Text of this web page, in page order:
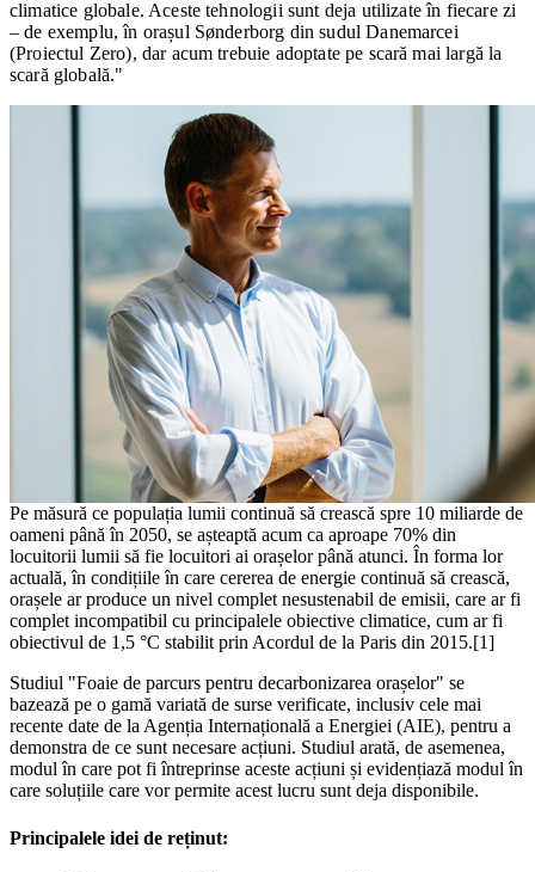
climatice globale. Aceste tehnologii sunt deja utilizate în fiecare zi
– de exemplu, în orașul Sønderborg din sudul Danemarcei
(Proiectul Zero), dar acum trebuie adoptate pe scară mai largă la
scară globală."
Pe măsură ce populația lumii continuă să crească spre 10 miliarde de
oameni până în 2050, se așteaptă acum ca aproape 70% din
locuitorii lumii să fie locuitori ai orașelor până atunci. În forma lor
actuală, în condițiile în care cererea de energie continuă să crească,
orașele ar produce un nivel complet nesustenabil de emisii, care ar fi
complet incompatibil cu principalele obiective climatice, cum ar fi
obiectivul de 1,5 °C stabilit prin Acordul de la Paris din 2015.[1]
Studiul "Foaie de parcurs pentru decarbonizarea orașelor" se
bazează pe o gamă variată de surse verificate, inclusiv cele mai
recente date de la Agenția Internațională a Energiei (AIE), pentru a
demonstra de ce sunt necesare acțiuni. Studiul arată, de asemenea,
modul în care pot fi întreprinse aceste acțiuni și evidențiază modul în
care soluțiile care vor permite acest lucru sunt deja disponibile.
Principalele idei de reținut: